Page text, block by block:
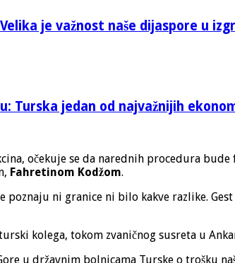
je važnost naše dijaspore u
Turska jedan od najvažnijih
očekuje se da narednih procedura
Fahretinom Kodžom.
ni granice ni bilo kakve razlike.
kolega, tokom zvaničnog susreta u
u državnim bolnicama Turske o trošku